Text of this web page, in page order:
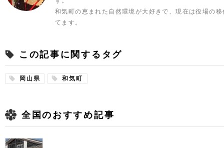
和気町の恵まれた自然環境が大好きで、現在は役場の
てます。
この記事に関するタグ
岡山県 和気町
全国のおすすめ記事